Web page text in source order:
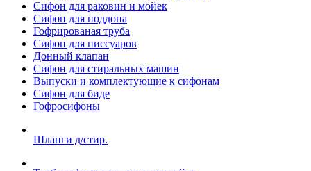
Сифон для раковин и мойек
Сифон для поддона
Гофрированая труба
Сифон для писсуаров
Донный клапан
Сифон для стиральных машин
Выпуски и комплектующие к сифонам
Сифон для биде
Гофросифоны
Шланги д/стир.